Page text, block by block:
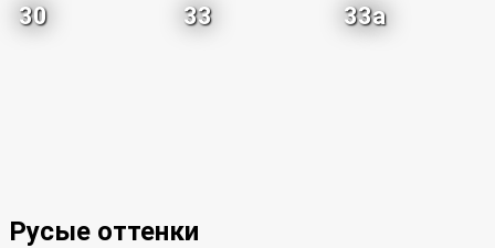
30 33 33a
Русые оттенки